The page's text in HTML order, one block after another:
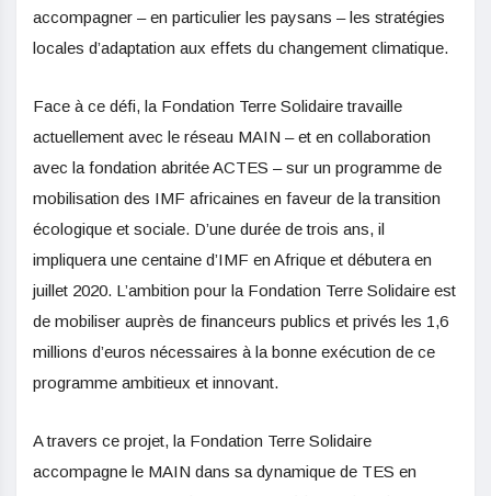
accompagner – en particulier les paysans – les stratégies
locales d’adaptation aux effets du changement climatique.
Face à ce défi, la Fondation Terre Solidaire travaille
actuellement avec le réseau MAIN – et en collaboration
avec la fondation abritée ACTES – sur un programme de
mobilisation des IMF africaines en faveur de la transition
écologique et sociale. D’une durée de trois ans, il
impliquera une centaine d’IMF en Afrique et débutera en
juillet 2020. L’ambition pour la Fondation Terre Solidaire est
de mobiliser auprès de financeurs publics et privés les 1,6
millions d’euros nécessaires à la bonne exécution de ce
programme ambitieux et innovant.
A travers ce projet, la Fondation Terre Solidaire
accompagne le MAIN dans sa dynamique de TES en